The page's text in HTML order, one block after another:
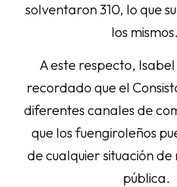
solventaron 310, lo que
los mismos.
A este respecto,
recordado que el
diferentes canales de
que los fuengiroleños
de cualquier situación
pública.